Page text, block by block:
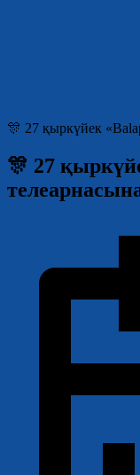
🎊 27 қыркүйек
🎊 27